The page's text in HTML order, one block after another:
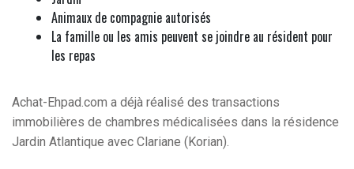
Animaux de compagnie autorisés
La famille ou les amis peuvent se joindre au résident pour
les repas
Achat-Ehpad.com a déjà réalisé des transactions
immobilières de chambres médicalisées dans la résidence
Jardin Atlantique avec Clariane (Korian).